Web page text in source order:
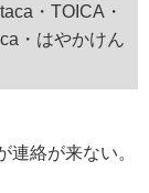
・TOICA・
・はやかけん
連絡が来ない。